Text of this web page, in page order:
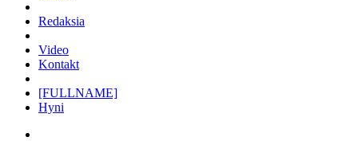
Redaksia
Video
Kontakt
[FULLNAME]
Hyni